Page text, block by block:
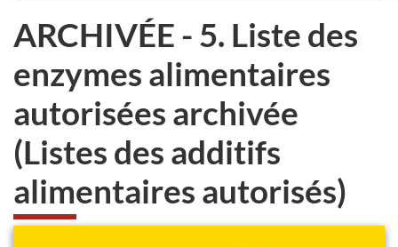
veux
pas
participer
au
sondage
du
site
web,
ARCHIVÉE - 5. Liste des
enzymes alimentaires
autorisées archivée
(Listes des additifs
alimentaires autorisés)